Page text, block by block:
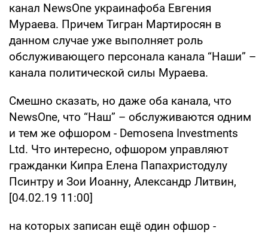
канал NewsOne украинафоба Евгения
Мураева. Причем Тигран Мартиросян в
данном случае уже выполняет роль
обслуживающего персонала канала “Наши” –
канала политической силы Мураева.
Смешно сказать, но даже оба канала, что
NewsOne, что “Наш” – обслуживаются одним
и тем же офшором - Demosena Investments
Ltd. Что интересно, офшором управляют
гражданки Кипра Елена Папахристодулу
Псинтру и Зои Иоанну, Александр Литвин,
[04.02.19 11:00]
на которых записан ещё один офшор -